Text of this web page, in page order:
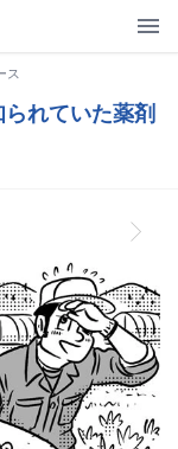
ス
られていた薬剤